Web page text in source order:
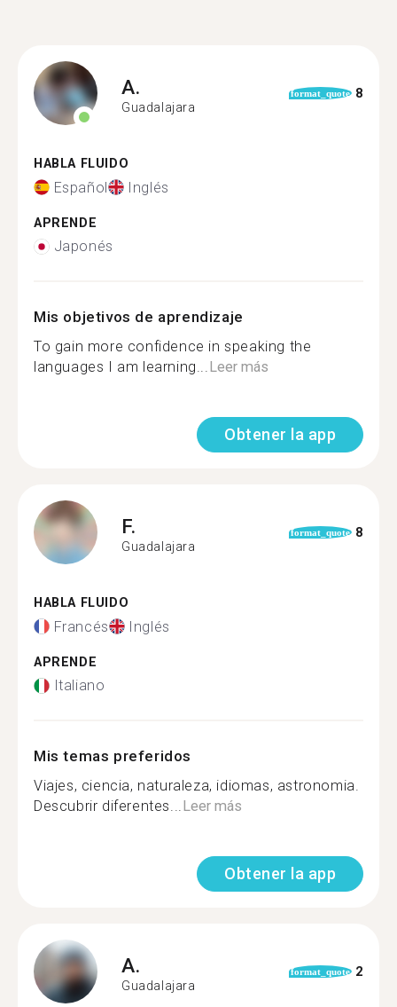
A.
Guadalajara
format_quote 8
HABLA FLUIDO
Español Inglés
APRENDE
Japonés
Mis objetivos de aprendizaje
To gain more confidence in speaking the
languages ​​I am learning...Leer más
Obtener la app
F.
Guadalajara
format_quote 8
HABLA FLUIDO
Francés Inglés
APRENDE
Italiano
Mis temas preferidos
Viajes, ciencia, naturaleza, idiomas, astronomia.
Descubrir diferentes...Leer más
Obtener la app
A.
Guadalajara
format_quote 2